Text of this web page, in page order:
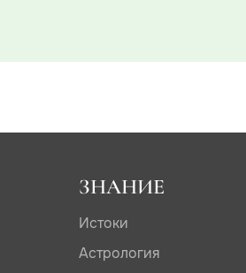
ЗНАНИЕ
Истоки
Астрология